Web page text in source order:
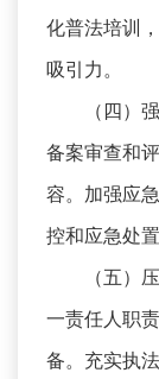
化普法培训
吸引力。
（四）强
备案审查和
容。加强应
控和应急处置
（五）压
一责任人职
备。充实执